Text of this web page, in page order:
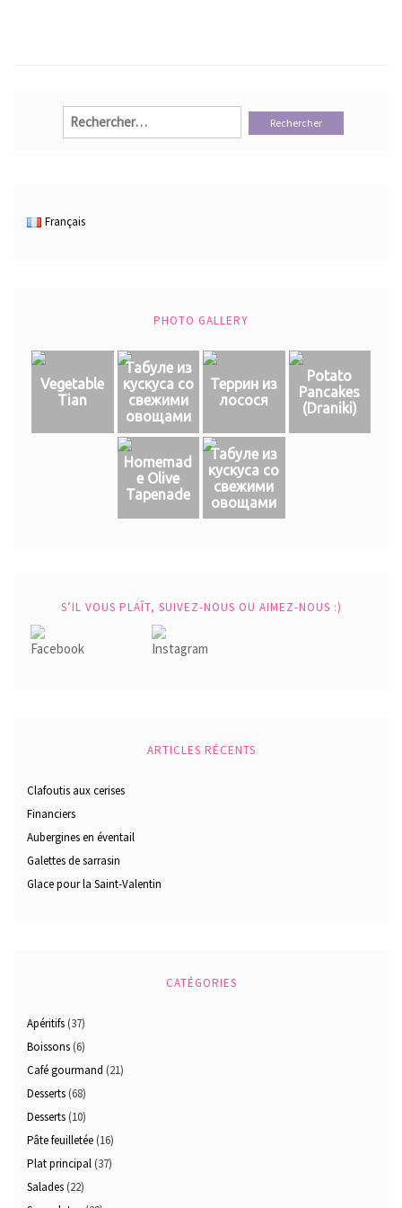
Rechercher :
Français
PHOTO GALLERY
Vegetable
Tian
Табуле из
кускуса со
свежими
овощами
Террин из
лосося
Potato
Pancakes
(Draniki)
Homemad
e Olive
Tapenade
Табуле из
кускуса со
свежими
овощами
S’IL VOUS PLAÎT, SUIVEZ-NOUS OU AIMEZ-NOUS :)
ARTICLES RÉCENTS
Clafoutis aux cerises
Financiers
Aubergines en éventail
Galettes de sarrasin
Glace pour la Saint-Valentin
CATÉGORIES
Apéritifs (37)
Boissons (6)
Café gourmand (21)
Desserts (68)
Desserts (10)
Pâte feuilletée (16)
Plat principal (37)
Salades (22)